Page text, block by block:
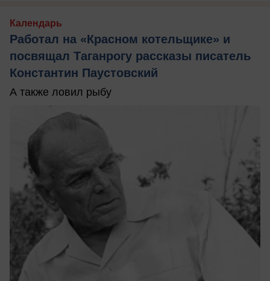
Календарь
Работал на «Красном котельщике» и
посвящал Таганрогу рассказы писатель
Константин Паустовский
А также ловил рыбу